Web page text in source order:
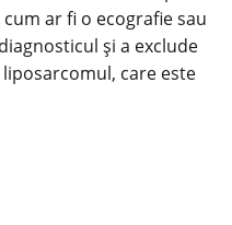
ar fi o ecografie sau
și a exclude
care este